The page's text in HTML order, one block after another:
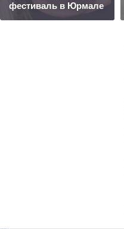
фестиваль в Юрмале